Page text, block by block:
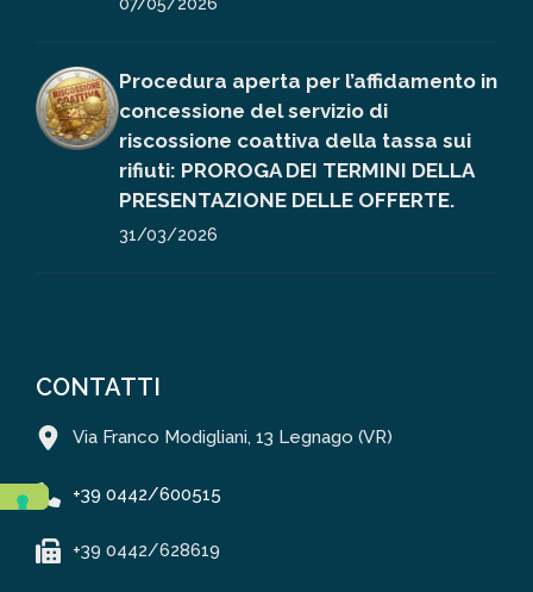
07/05/2026
Procedura aperta per l’affidamento in
concessione del servizio di
riscossione coattiva della tassa sui
rifiuti: PROROGA DEI TERMINI DELLA
PRESENTAZIONE DELLE OFFERTE.
31/03/2026
CONTATTI
Via Franco Modigliani, 13 Legnago (VR)
+39 0442/600515
+39 0442/628619